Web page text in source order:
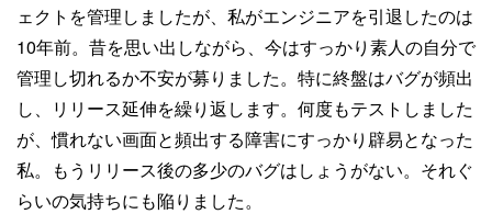
ェクトを管理しましたが、私がエンジニアを引退したのは
10年前。昔を思い出しながら、今はすっかり素人の自分で
管理し切れるか不安が募りました。特に終盤はバグが頻出
し、リリース延伸を繰り返します。何度もテストしました
が、慣れない画面と頻出する障害にすっかり辟易となった
私。もうリリース後の多少のバグはしょうがない。それぐ
らいの気持ちにも陥りました。